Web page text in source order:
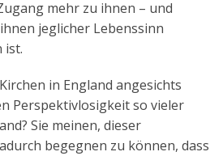
mehr zu ihnen – und
jeglicher Lebenssinn
ist.
in England angesichts
Perspektivlosigkeit so vieler
Sie meinen, dieser
begegnen zu können, dass